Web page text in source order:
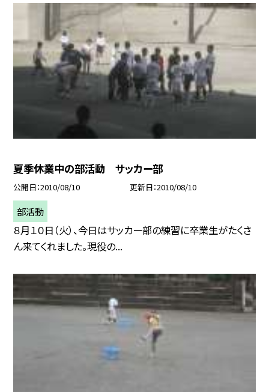
夏季休業中の部活動 サッカー部
公開日 2010/08/10 更新日 2010/08/10
部活動
８月１０日（火）、今日はサッカー部の練習に卒業生がたくさ
ん来てくれました。現役の...